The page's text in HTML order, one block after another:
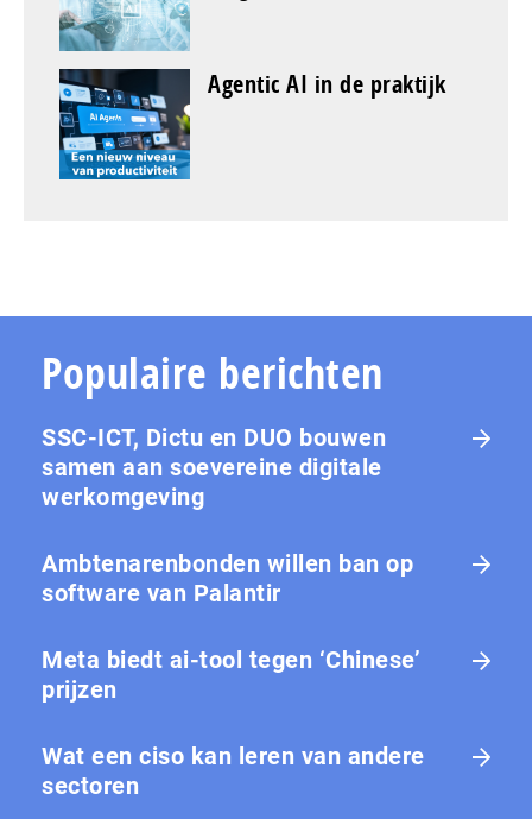
Agentic AI in de praktijk
Populaire berichten
SSC-ICT, Dictu en DUO bouwen
samen aan soevereine digitale
werkomgeving
Ambtenarenbonden willen ban op
software van Palantir
Meta biedt ai-tool tegen ‘Chinese’
prijzen
Wat een ciso kan leren van andere
sectoren